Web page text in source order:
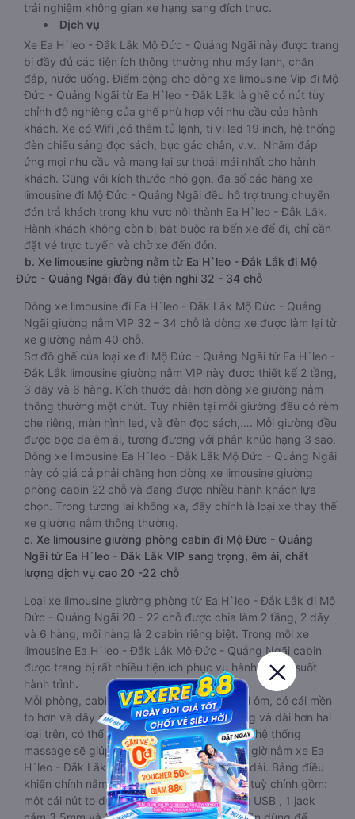
trải nghiệm không gian xe hạng sang đích thực.
Dịch vụ
Xe Ea H`leo - Đắk Lắk Mộ Đức - Quảng Ngãi này được trang
bị đầy đủ các tiện ích thông thường như máy lạnh, chăn
đắp, nước uống. Điểm cộng cho dòng xe limousine Vip đi Mộ
Đức - Quảng Ngãi từ Ea H`leo - Đắk Lắk là ghế có nút tùy
chỉnh độ nghiêng của ghế phù hợp với nhu cầu của hành
khách. Xe có Wifi ,có thêm tủ lạnh, ti vi led 19 inch, hệ thống
đèn chiếu sáng đọc sách, bục gác chân, v.v.. Nhằm đáp
ứng mọi nhu cầu và mang lại sự thoải mái nhất cho hành
khách. Cũng với kích thước nhỏ gọn, đa số các hãng xe
limousine đi Mộ Đức - Quảng Ngãi đều hỗ trợ trung chuyển
đón trả khách trong khu vực nội thành Ea H`leo - Đắk Lắk.
Hành khách không còn bị bắt buộc ra bến xe để đi, chỉ cần
đặt vé trực tuyến và chờ xe đến đón.
b. Xe limousine giường nằm từ Ea H`leo - Đắk Lắk đi Mộ
Đức - Quảng Ngãi đầy đủ tiện nghi 32 - 34 chỗ
Dòng xe limousine đi Ea H`leo - Đắk Lắk Mộ Đức - Quảng
Ngãi giường nằm VIP 32 – 34 chỗ là dòng xe được làm lại từ
xe giường nằm 40 chỗ.
Sơ đồ ghế của loại xe đi Mộ Đức - Quảng Ngãi từ Ea H`leo -
Đắk Lắk limousine giường nằm VIP này được thiết kế 2 tầng,
3 dãy và 6 hàng. Kích thước dài hơn dòng xe giường nằm
thông thường một chút. Tuy nhiên tại mỗi giường đều có rèm
che riêng, màn hình led, và đèn đọc sách,…. Mỗi giường đều
được bọc da êm ái, tương đương với phân khúc hạng 3 sao.
Dòng xe limousine Ea H`leo - Đắk Lắk Mộ Đức - Quảng Ngãi
này có giá cả phải chăng hơn dòng xe limousine giường
phòng cabin 22 chỗ và đang được nhiều hành khách lựa
chọn. Trong tương lai không xa, đây chính là loại xe thay thế
xe giường nằm thông thường.
c. Xe limousine giường phòng cabin đi Mộ Đức - Quảng
Ngãi từ Ea H`leo - Đắk Lắk VIP sang trọng, êm ái, chất
lượng dịch vụ cao 20 -22 chỗ
Loại xe limousine giường phòng từ Ea H`leo - Đắk Lắk đi Mộ
Đức - Quảng Ngãi 20 - 22 chỗ được chia làm 2 tầng, 2 dãy
và 6 hàng, mỗi hàng là 2 cabin riêng biệt. Trong mỗi xe
limousine Ea H`leo - Đắk Lắk Mộ Đức - Quảng Ngãi cabin
được trang bị rất nhiều tiện ích phục vụ hành khách suốt
hành trình.
Mỗi phòng, cabin đều có gối nằm rời, có gối ôm, có cái mền
to hơn và dây an toàn seat belt. Giường rộng và dài hơn hai
loại trên, có thể lăn lộn thoải mái. Đặc biệt là hệ thống
massage sẽ giúp bạn thư giãn trong những giờ nằm xe Ea
H`leo - Đắk Lắk đến Mộ Đức - Quảng Ngãi dài. Bảng điều
khiển chính nằm ngay cạnh đầu để tiện tay tuỳ chỉnh gồm:
một cái nút to đùng để gọi tiếp viên, 2 cổng USB , 1 jack